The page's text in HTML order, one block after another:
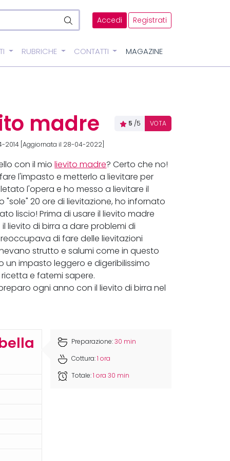
Accedi Registrati
RUBRICHE CONTATTI MAGAZINE
madre 5 /5 VOTA
2014 [Aggiornata il 28-04-2022]
con il mio lievito madre? Certo che no!
l'impasto e metterlo a lievitare per
l'opera e ho messo a lievitare il
20 ore di lievitazione, ho infornato
liscio! Prima di usare il lievito madre
lievito di birra a dare problemi di
di fare delle lievitazioni
strutto e salumi come in questo
impasto leggero e digeribilissimo
e fatemi sapere.
ogni anno con il lievito di birra nel
Preparazione:30 min
Cottura:1 ora
Totale:1 ora 30 min